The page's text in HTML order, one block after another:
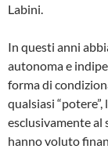
Labini.
In questi anni
autonoma e
forma di
qualsiasi
esclusivamente al
hanno voluto